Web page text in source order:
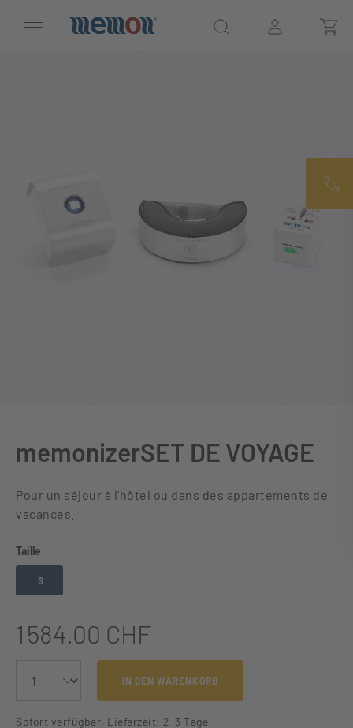
memonizerSET DE VOYAGE
Pour un séjour à l'hôtel ou dans des appartements de
vacances.
Taille
S
1 584.00 CHF
IN DEN WARENKORB
Sofort verfügbar, Lieferzeit: 2-3 Tage